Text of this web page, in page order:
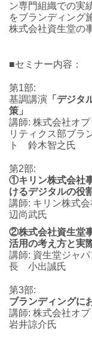
ン専門組織での実
をブランディング
株式会社資生堂の
■セミナー内容：
第1部:
基調講演 「デジタ
策」
講師: 株式会社オ
リティクス部ブラ
ト 鈴木智之氏
第2部:
①キリン株式会社
けるデジタルの役
講師: キリン株式
辺尚武氏
②株式会社資生堂
活用の考え方と実
講師: 資生堂ジャ
長 小出誠氏
第3部:
ブランディングに
講師: 株式会社オ
岩井諒介氏